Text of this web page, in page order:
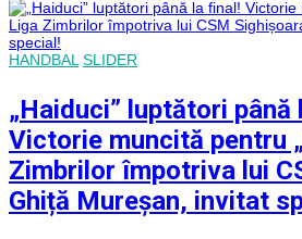
HANDBAL SLIDER
„Haiduci” luptători până
Victorie muncită pentru
Zimbrilor împotriva lui
Ghiță Mureșan, invitat